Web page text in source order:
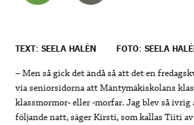
TEXT: SEELA HALÉN FOTO: SEELA
– Men så gick det ändå så att det en
via seniorsidorna att Mäntymäkiskolans
klassmormor- eller -morfar. Jag blev så
följande natt, säger Kirsti, som kallas Tiiti